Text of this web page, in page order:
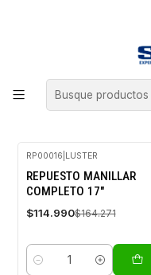
PADS Y CEPILLOS
FILTROS
-30%
OFF
RP00016 LUSTER
REPUESTO MANILLAR
COMPLETO 17"
$114.990$164.271
Cantidad